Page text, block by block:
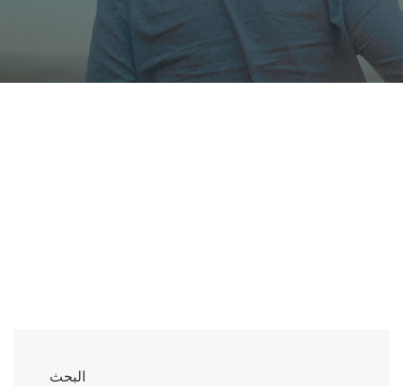
البحث